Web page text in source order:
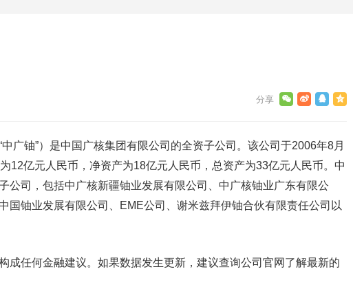
广铀”）是中国广核集团有限公司的全资子公司。该公司于2006年8月
12亿元人民币，净资产为18亿元人民币，总资产为33亿元人民币。中
公司，包括中广核新疆铀业发展有限公司、中广核铀业广东有限公
国铀业发展有限公司、EME公司、谢米兹拜伊铀合伙有限责任公司以
成任何金融建议。如果数据发生更新，建议查询公司官网了解最新的